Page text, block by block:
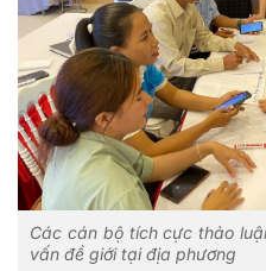
Các cán bộ tích cực thảo
vấn đề giới tại địa phương